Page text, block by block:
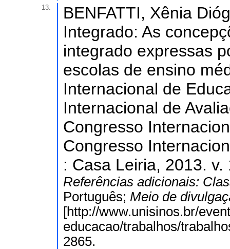
13.
BENFATTI, Xênia
Integrado: As
integrado expressas
escolas de ensino
Internacional de
Internacional de
Congresso
Congresso
: Casa Leiria, 2013. v.
Referências adicionais:
Português; Meio de
[http://www.unisinos.br/
educacao/trabalhos/
2865.